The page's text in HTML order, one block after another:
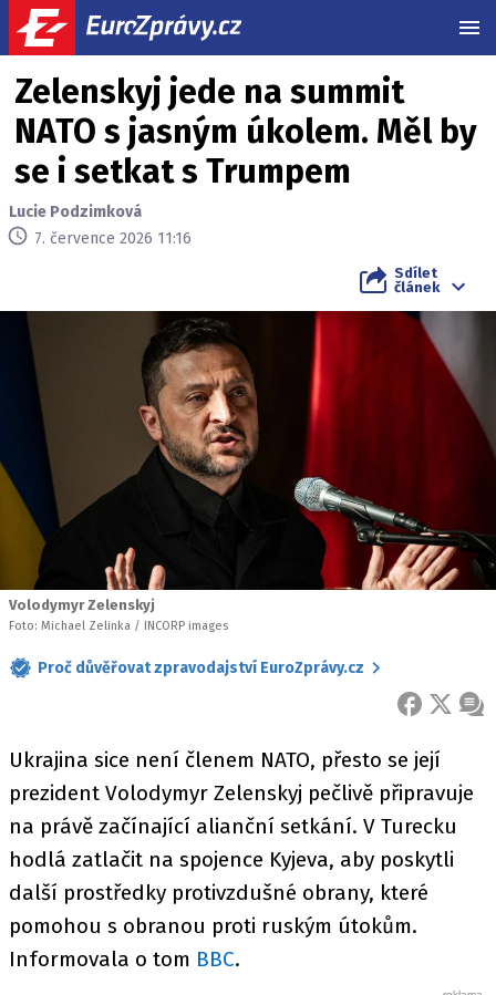
Zelenskyj jede na summit
NATO s jasným úkolem. Měl by
se i setkat s Trumpem
Lucie Podzimková
7. července 2026 11:16
Sdílet
článek
Volodymyr Zelenskyj
Foto: Michael Zelinka / INCORP images
Proč důvěřovat zpravodajství EuroZprávy.cz
FACEBOOK
X
Ukrajina sice není členem NATO, přesto se její
prezident Volodymyr Zelenskyj pečlivě připravuje
na právě začínající alianční setkání. V Turecku
hodlá zatlačit na spojence Kyjeva, aby poskytli
další prostředky protivzdušné obrany, které
pomohou s obranou proti ruským útokům.
Informovala o tom BBC.